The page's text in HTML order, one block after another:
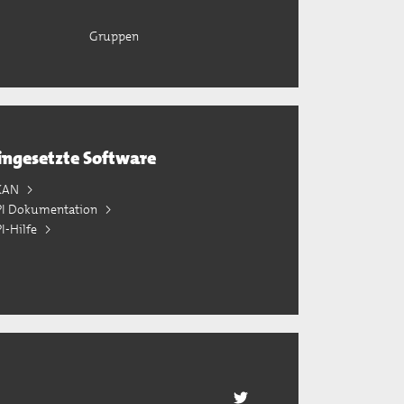
Gruppen
Software
Dokumentation
Hilfe